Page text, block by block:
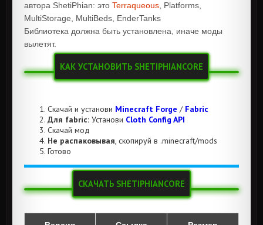
автора ShetiPhian: это Terraqueous , Platforms,
MultiStorage, MultiBeds, EnderTanks
Библиотека должна быть установлена, иначе моды
вылетят.
КАК УСТАНОВИТЬ SHETIPHIANCORE
Скачай и установи Minecraft Forge / Fabric
Для fabric: Установи Cloth Config API
Скачай мод
Не распаковывая, скопируй в .minecraft/mods
Готово
СКАЧАТЬ SHETIPHIANCORE